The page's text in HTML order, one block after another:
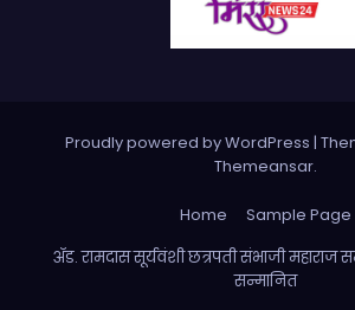
Proudly powered by WordPress |
Themeansar.
Home
Sample Page
ॲड. रामदास सूर्यवंशी छत्रपती संभाजी महाराज
सन्मानित